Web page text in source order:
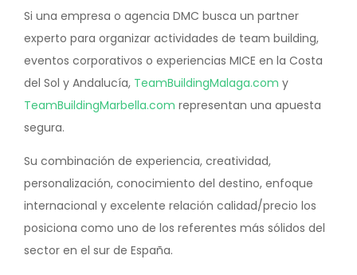
Si una empresa o agencia DMC busca un partner
experto para organizar actividades de team building,
eventos corporativos o experiencias MICE en la Costa
del Sol y Andalucía, TeamBuildingMalaga.com y
TeamBuildingMarbella.com representan una apuesta
segura.
Su combinación de experiencia, creatividad,
personalización, conocimiento del destino, enfoque
internacional y excelente relación calidad/precio los
posiciona como uno de los referentes más sólidos del
sector en el sur de España.